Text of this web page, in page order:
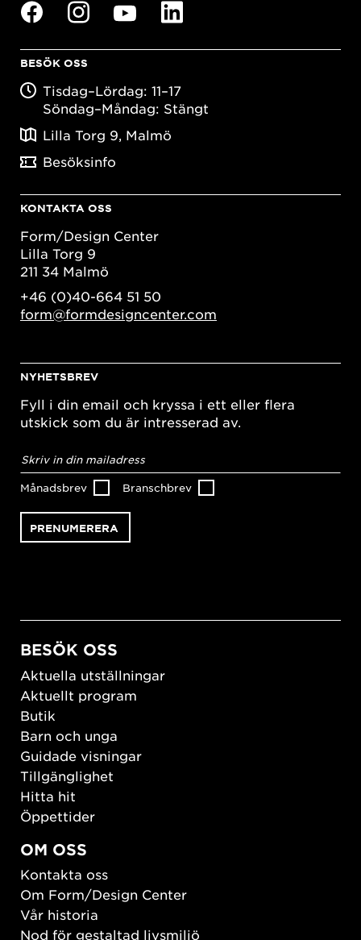
BESÖK OSS
Tisdag–Lördag: 11–17
Söndag–Måndag: Stängt
Lilla Torg 9, Malmö
Besöksinfo
KONTAKTA OSS
Form/Design Center
Lilla Torg 9
211 34 Malmö
+46 (0)40-664 51 50
form@formdesigncenter.com
NYHETSBREV
Fyll i din email och kryssa i ett eller flera
utskick som du är intresserad av.
postadress*
Månadsbrev Branschbrev
BESÖK OSS
Aktuella utställningar
Aktuellt program
Butik
Barn och unga
Guidade visningar
Tillgänglighet
Hitta hit
Öppettider
OM OSS
Kontakta oss
Om Form/Design Center
Vår historia
Nod för gestaltad livsmiljö